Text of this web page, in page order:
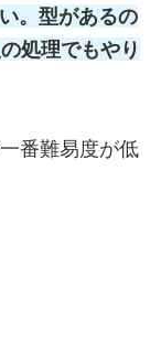
。型があるの
処理でもやり
番難易度が低